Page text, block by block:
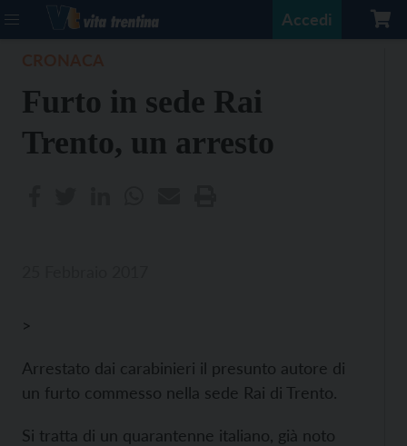
Accedi
Furto in sede Rai
Trento, un arresto
>
Arrestato dai carabinieri il presunto autore di
un furto commesso nella sede Rai di Trento.
Si tratta di un quarantenne italiano, già noto